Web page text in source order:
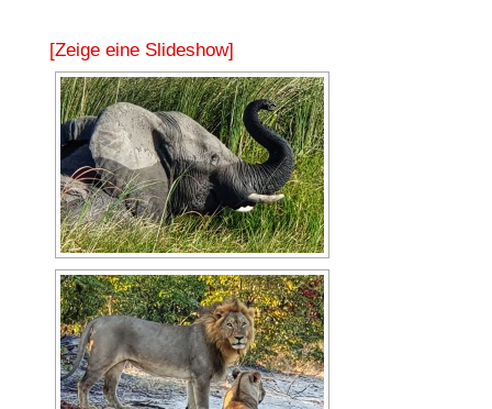
[Zeige eine Slideshow]